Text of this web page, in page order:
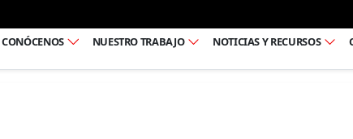
CONÓCENOS
NUESTRO TRABAJO NOTICIAS Y RECURSOS